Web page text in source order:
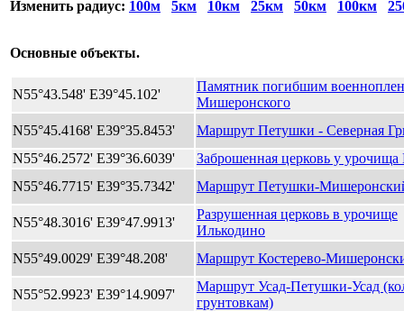
Изменить радиус: 100м 5км 10км 25км 50км 100км
Основные объекты.
N55°43.548' E39°45.102'
Памятник погибшим
Мишеронского
N55°45.4168' E39°35.8453'
Маршрут Петушки - Северная
N55°46.2572' E39°36.6039'
Заброшенная церковь у урочища
N55°46.7715' E39°35.7342'
Маршрут Петушки-
N55°48.3016' E39°47.9913'
Разрушенная церковь в урочище
Илькодино
N55°49.0029' E39°48.208'
Маршрут Костерево-
N55°52.9923' E39°14.9097'
Маршрут Усад-Петушки-Усад
грунтовкам)